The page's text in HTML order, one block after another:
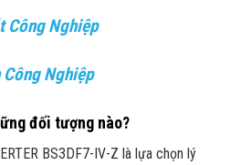
Công Nghiệp
Công Nghiệp
đối tượng nào?
BS3DF7-IV-Z là lựa chọn lý